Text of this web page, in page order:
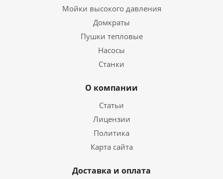
Мойки высокого давления
Домкраты
Пушки тепловые
Насосы
Станки
О компании
Статьи
Лицензии
Политика
Карта сайта
Доставка и оплата